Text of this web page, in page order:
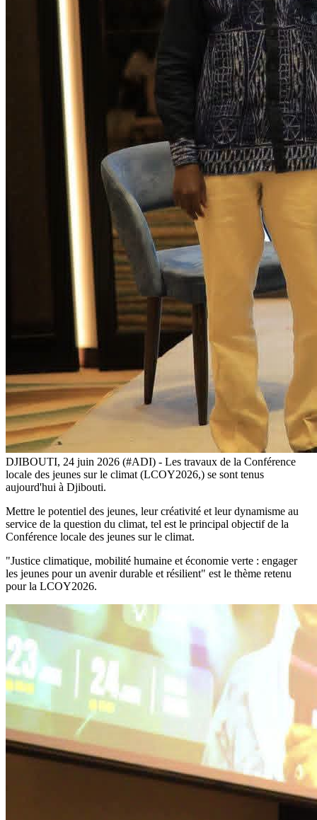
DJIBOUTI, 24 juin 2026 (#ADI) - Les travaux de la Conférence
locale des jeunes sur le climat (LCOY2026,) se sont tenus
aujourd'hui à Djibouti.
Mettre le potentiel des jeunes, leur créativité et leur dynamisme au
service de la question du climat, tel est le principal objectif de la
Conférence locale des jeunes sur le climat.
"Justice climatique, mobilité humaine et économie verte : engager
les jeunes pour un avenir durable et résilient" est le thème retenu
pour la LCOY2026.